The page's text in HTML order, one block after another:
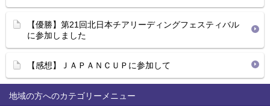
地域の方へ
【優勝】第21回北日本チアリーディングフェスティバル
に参加しました
【感想】ＪＡＰＡＮＣＵＰに参加して